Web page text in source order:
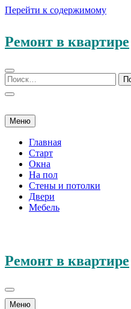
Перейти к содержимому
Ремонт в квартире
Меню
Главная
Старт
Окна
На пол
Стены и потолки
Двери
Мебель
Ремонт в квартире
Меню